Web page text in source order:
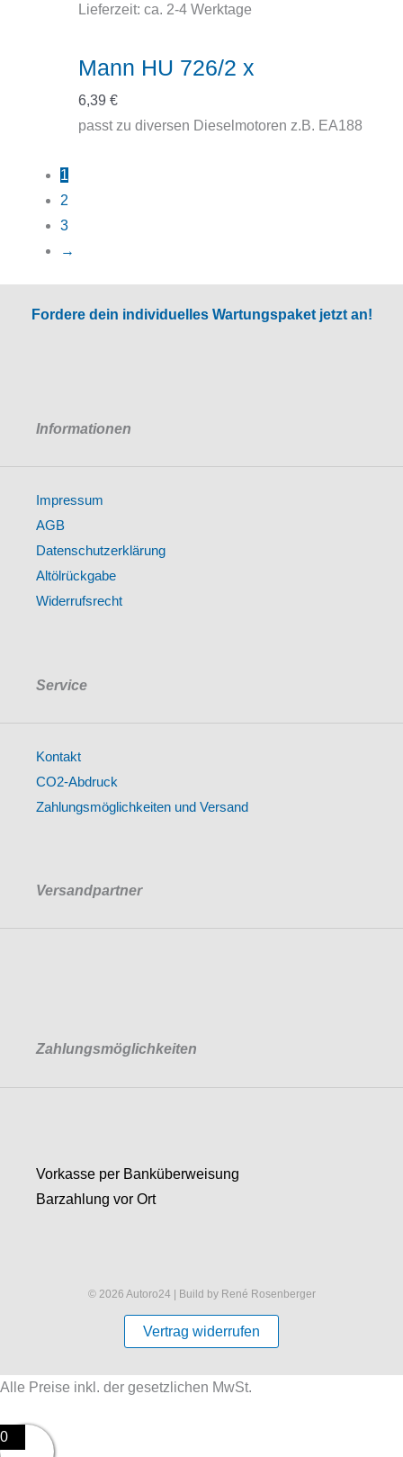
Lieferzeit: ca. 2-4 Werktage
Mann HU 726/2 x
6,39 €
passt zu diversen Dieselmotoren z.B. EA188
1
2
3
→
Fordere dein individuelles Wartungspaket jetzt an!
Informationen
Impressum
AGB
Datenschutzerklärung
Altölrückgabe
Widerrufsrecht
Service
Kontakt
CO2-Abdruck
Zahlungsmöglichkeiten und Versand
Versandpartner
Zahlungsmöglichkeiten
Vorkasse per Banküberweisung
Barzahlung vor Ort
© 2026 Autoro24 | Build by René Rosenberger
Vertrag widerrufen
Alle Preise inkl. der gesetzlichen MwSt.
0